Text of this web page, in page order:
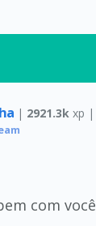
| 2921.3k xp |
com